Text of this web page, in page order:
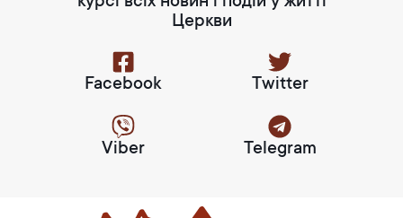
Церкви
Facebook Twitter
Viber Telegram